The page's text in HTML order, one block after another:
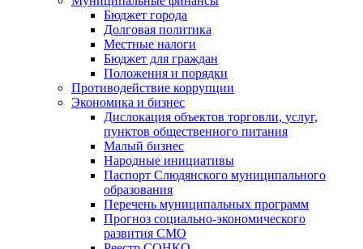
Бюджет города
Долговая политика
Местные налоги
Бюджет для граждан
Положения и порядки
Противодействие коррупции
Экономика и бизнес
Дислокация объектов торговли, услуг,
пунктов общественного питания
Малый бизнес
Народные инициативы
Паспорт Слюдянского муниципального
образования
Перечень муниципальных программ
Прогноз социально-экономического
развития СМО